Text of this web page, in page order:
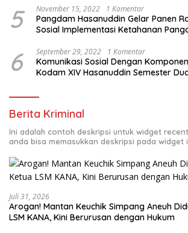
5 November 15, 2022 1 Komentar
Pangdam Hasanuddin Gelar Panen Raya dan Bakti
Sosial Implementasi Ketahanan
6 September 29, 2022 1 Komentar
Komunikasi Sosial Dengan
Kodam XIV Hasanuddin Semester
Berita Kriminal
Ini adalah contoh deskripsi untuk widget
anda bisa memasukkan deskripsi pada widget
Juli 31, 2026
Arogan! Mantan Keuchik Simpang Aneuh
LSM KANA, Kini Berurusan dengan Hukum